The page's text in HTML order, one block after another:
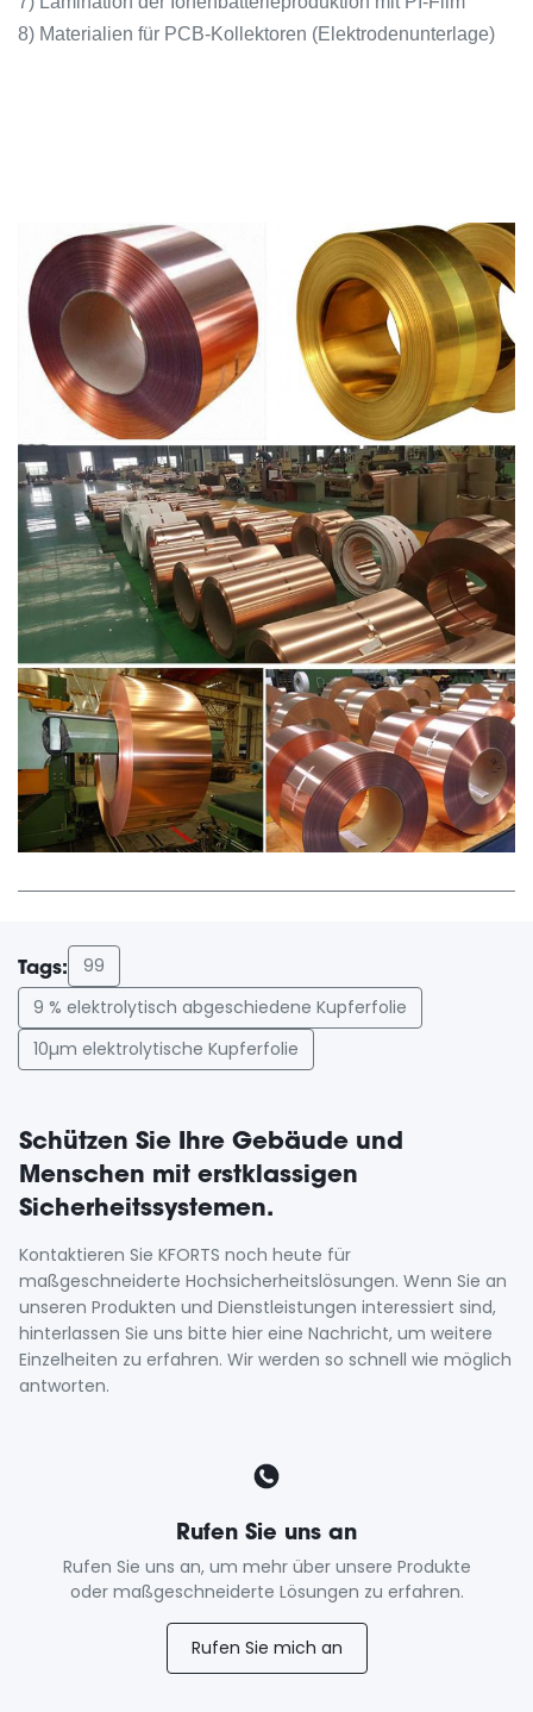
8) Materialien für PCB-Kollektoren (Elektrodenunterlage)
Tags:
99
9 % elektrolytisch abgeschiedene Kupferfolie
10µm elektrolytische Kupferfolie
Schützen Sie Ihre Gebäude und
Menschen mit erstklassigen
Sicherheitssystemen.
Kontaktieren Sie KFORTS noch heute für
maßgeschneiderte Hochsicherheitslösungen. Wenn Sie an
unseren Produkten und Dienstleistungen interessiert sind,
hinterlassen Sie uns bitte hier eine Nachricht, um weitere
Einzelheiten zu erfahren. Wir werden so schnell wie möglich
antworten.
Rufen Sie uns an
Rufen Sie uns an, um mehr über unsere Produkte
oder maßgeschneiderte Lösungen zu erfahren.
Rufen Sie mich an